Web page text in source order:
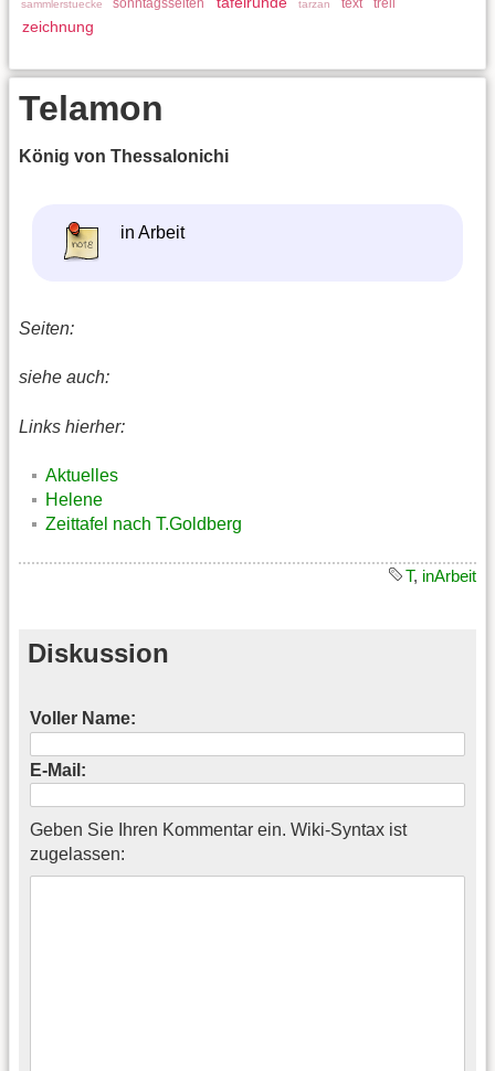
sammlerstuecke tarzan
zeichnung
Telamon
König von Thessalonichi
in Arbeit
Seiten:
siehe auch:
Links hierher:
Aktuelles
Helene
Zeittafel nach T.Goldberg
T, inArbeit
Diskussion
Voller Name:
E-Mail:
Geben Sie Ihren Kommentar ein. Wiki-Syntax ist
zugelassen: